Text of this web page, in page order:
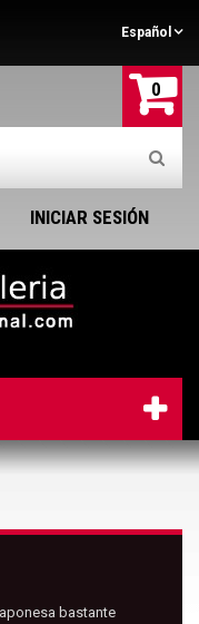
Español
0
INICIAR SESIÓN
bastante